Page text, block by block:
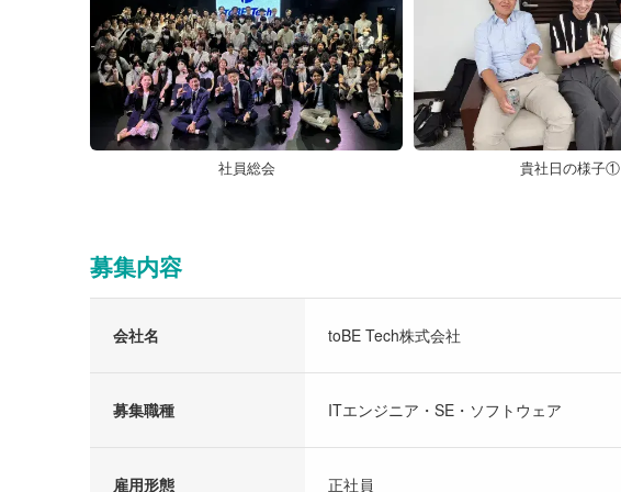
社員総会 貴社日の様子①
募集内容
会社名 toBE Tech株式会社
募集職種 ITエンジニア・SE・ソフトウェア
雇用形態 正社員